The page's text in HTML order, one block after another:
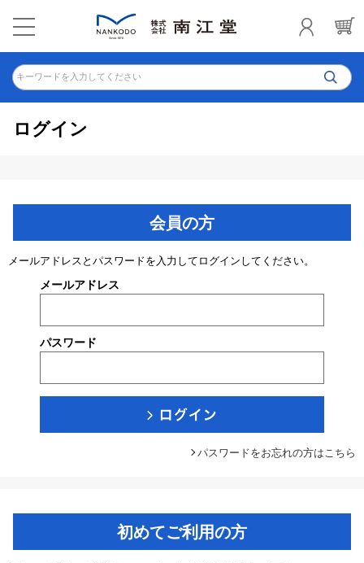
キーワードを入力してください
ログイン
会員の方
メールアドレスとパスワードを入力してログインしてください。
メールアドレス
パスワード
パスワードをお忘れの方はこちら
初めてご利用の方